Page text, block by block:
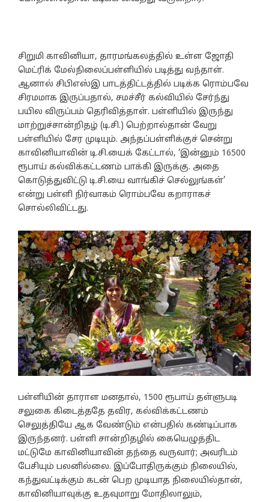
சிறுமி காவினியா, தாரமங்கலத்தில் உள்ள ஜோதி
மெட்ரிக் மேல்நிலைப்பள்ளியில் படித்து வந்தாள்.
ஆனால் சிபிஎஸ்இ பாடத்திட்டத்தில் படிக்க ரொம்பவே
சிரமமாக இருப்பதால், சமச்சீர் கல்வியில் சேர்ந்து
பயில விருப்பம் தெரிவித்தாள். பள்ளியில் இருந்து
மாற்றுச்சான்றிதழ் (டி.சி.) பெற்றால்தான் வேறு
பள்ளியில் சேர முடியும். அந்தப்பள்ளிக்குச் சென்று
காவினியாவின் டி.சி.யைக் கேட்டால், ‘இன்னும் 16500
ரூபாய் கல்விக்கட்டணம் பாக்கி இருக்கு. அதை
கொடுத்துவிட்டு டி.சி.யை வாங்கிச் செல்லுங்கள்’
என்று பள்ளி நிர்வாகம் ரொம்பவே கறாராகச்
சொல்லிவிட்டது.
பள்ளியின் தாராள மனதால், 1500 ரூபாய் தள்ளுபடி
சலுகை கிடைத்ததே தவிர, கல்விக்கட்டணம்
செலுத்தியே ஆக வேண்டும் என்பதில் கண்டிப்பாக
இருந்தனர். பள்ளி சான்றிதழில் கையெழுத்திட
மட்டுமே காவினியாவின் தந்தை வருவார்; அவரிடம்
பேசியும் பலனில்லை. இப்போதிருக்கும் நிலையில்,
கந்துவட்டிக்கும் கடன் பெற முடியாத நிலையில்தான்,
காவினியாவுக்கு உதவுமாறு மோதிலாலும்,